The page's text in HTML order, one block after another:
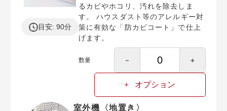
目安: 90分
るカビやホコリ、汚れを除去しま
す。 ハウスダスト等のアレルギー対
策に有効な「防カビコート」で仕上
げます。
数量 － ＋
オプション
室外機〈地置き〉